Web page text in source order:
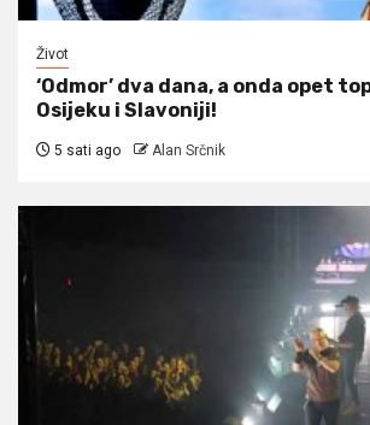
Život
‘Odmor’ dva dana, a onda opet
Osijeku i Slavoniji!
5 sati ago Alan Srčnik